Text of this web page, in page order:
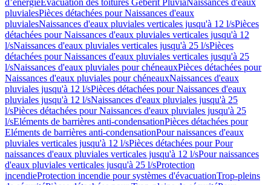
d’énergieEvacuation des toitures Geberit PluviaNaissances d'eaux
pluvialesPièces détachées pour Naissances d'eaux
pluvialesNaissances d'eaux pluviales verticales jusqu'à 12 l/sPièces
détachées pour Naissances d'eaux pluviales verticales jusqu'à 12
l/sNaissances d'eaux pluviales verticales jusqu'à 25 l/sPièces
détachées pour Naissances d'eaux pluviales verticales jusqu'à 25
l/sNaissances d'eaux pluviales pour chéneauxPièces détachées pour
Naissances d'eaux pluviales pour chéneauxNaissances d'eaux
pluviales jusqu'à 12 l/sPièces détachées pour Naissances d'eaux
pluviales jusqu'à 12 l/sNaissances d'eaux pluviales jusqu'à 25
l/sPièces détachées pour Naissances d'eaux pluviales jusqu'à 25
l/sEléments de barrières anti-condensationPièces détachées pour
Eléments de barrières anti-condensationPour naissances d'eaux
pluviales verticales jusqu'à 12 l/sPièces détachées pour Pour
naissances d'eaux pluviales verticales jusqu'à 12 l/sPour naissances
d'eaux pluviales verticales jusqu'à 25 l/sProtection
incendieProtection incendie pour systèmes d'évacuationTrop-pleins